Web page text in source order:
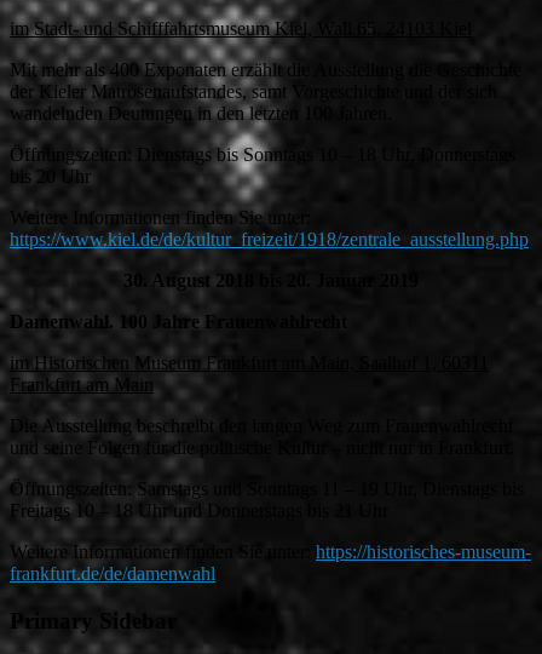
im Stadt- und Schifffahrtsmuseum Kiel, Wall 65, 24103 Kiel
Mit mehr als 400 Exponaten erzählt die Ausstellung die Geschichte
der Kieler Matrosenaufstandes, samt Vorgeschichte und der sich
wandelnden Deutungen in den letzten 100 Jahren.
Öffnungszeiten: Dienstags bis Sonntags 10 – 18 Uhr, Donnerstags
bis 20 Uhr
Weitere Informationen finden Sie unter:
https://www.kiel.de/de/kultur_freizeit/1918/zentrale_ausstellung.php
30. August 2018 bis 20. Januar 2019
Damenwahl. 100 Jahre Frauenwahlrecht
im Historischen Museum Frankfurt am Main, Saalhof 1, 60311
Frankfurt am Main
Die Ausstellung beschreibt den langen Weg zum Frauenwahlrecht
und seine Folgen für die politische Kultur – nicht nur in Frankfurt.
Öffnungszeiten: Samstags und Sonntags 11 – 19 Uhr, Dienstags bis
Freitags 10 – 18 Uhr und Donnerstags bis 21 Uhr
Weitere Informationen finden Sie unter: https://historisches-museum-
frankfurt.de/de/damenwahl
Primary Sidebar